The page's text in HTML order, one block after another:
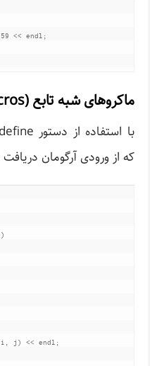
<< endl;
ماکروهای شبه تابع (Function-Like Macros)
که از ورودی آرگومان
)
i j ) << endl ;